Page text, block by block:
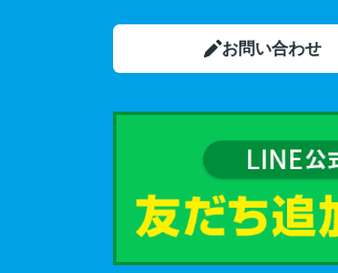
お問い合わせ